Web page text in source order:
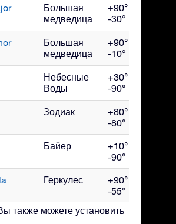
Большая
медведица
+90° до
-30°
Большая
медведица
+90° до
-10°
Небесные
Воды
+30° до
-90°
Зодиак
+80° до
-80°
Байер
+10° до
-90°
Геркулес
+90° до
-55°
также можете установить